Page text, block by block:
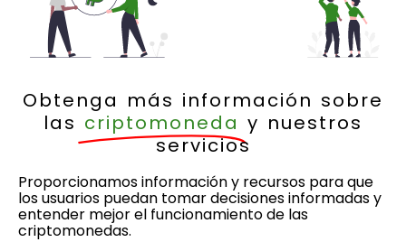
Obtenga más información sobre
las criptomoneda y nuestros
servicios
Proporcionamos información y recursos para que
los usuarios puedan tomar decisiones informadas y
entender mejor el funcionamiento de las
criptomonedas.